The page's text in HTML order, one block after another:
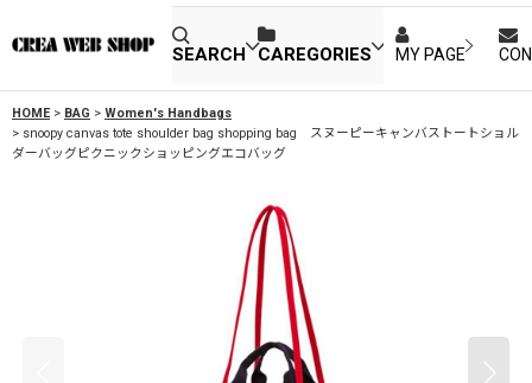
SEARCH CAREGORIES MY PAGE
HOME > BAG > Women's Handbags
> snoopy canvas tote shoulder bag shopping bag スヌーピーキャンバストートショル
ダーバッグピクニックショッピングエコバッグ